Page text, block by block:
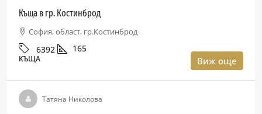
Къща в гр. Костинброд
София, област, гр.Костинброд
6392 165
КЪЩА Виж още
Татяна Николова